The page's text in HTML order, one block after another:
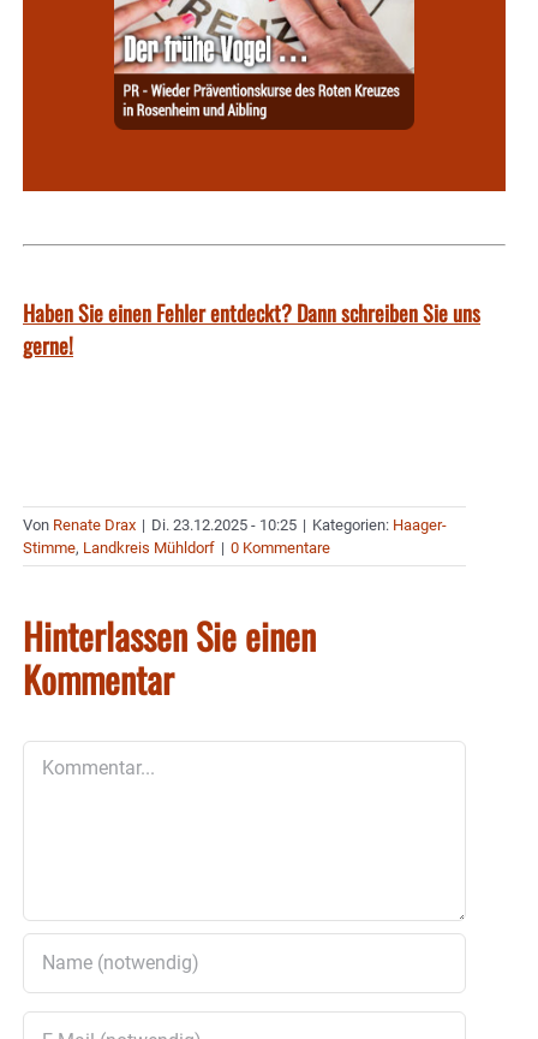
Haben Sie einen Fehler entdeckt? Dann schreiben Sie uns
gerne!
Von Renate Drax | Di. 23.12.2025 - 10:25 | Kategorien: Haager-
Stimme, Landkreis Mühldorf | 0 Kommentare
Hinterlassen Sie einen
Kommentar